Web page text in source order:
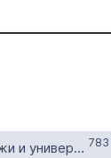
до
Колледжи и университеты 783